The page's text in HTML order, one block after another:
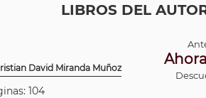
LIBROS DEL
David Miranda Muñoz
104